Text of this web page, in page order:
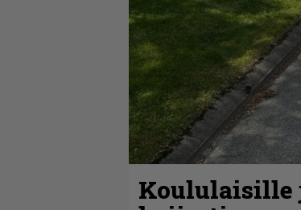
Koululaisille